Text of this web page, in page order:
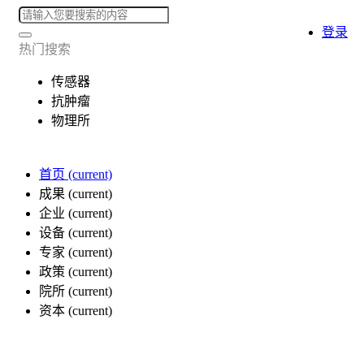
热门搜索
传感器
抗肿瘤
物理所
首页 (current)
成果 (current)
企业 (current)
设备 (current)
专家 (current)
政策 (current)
院所 (current)
资本 (current)
登录